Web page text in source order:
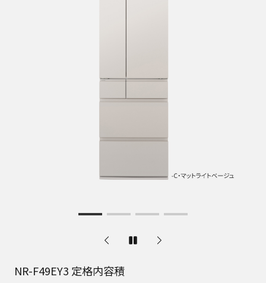
（単位：mm）